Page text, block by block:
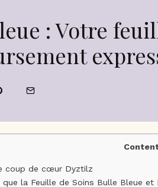
: Votre
coup de cœur Dyztilz
que la Feuille de Soins Bulle Bleue